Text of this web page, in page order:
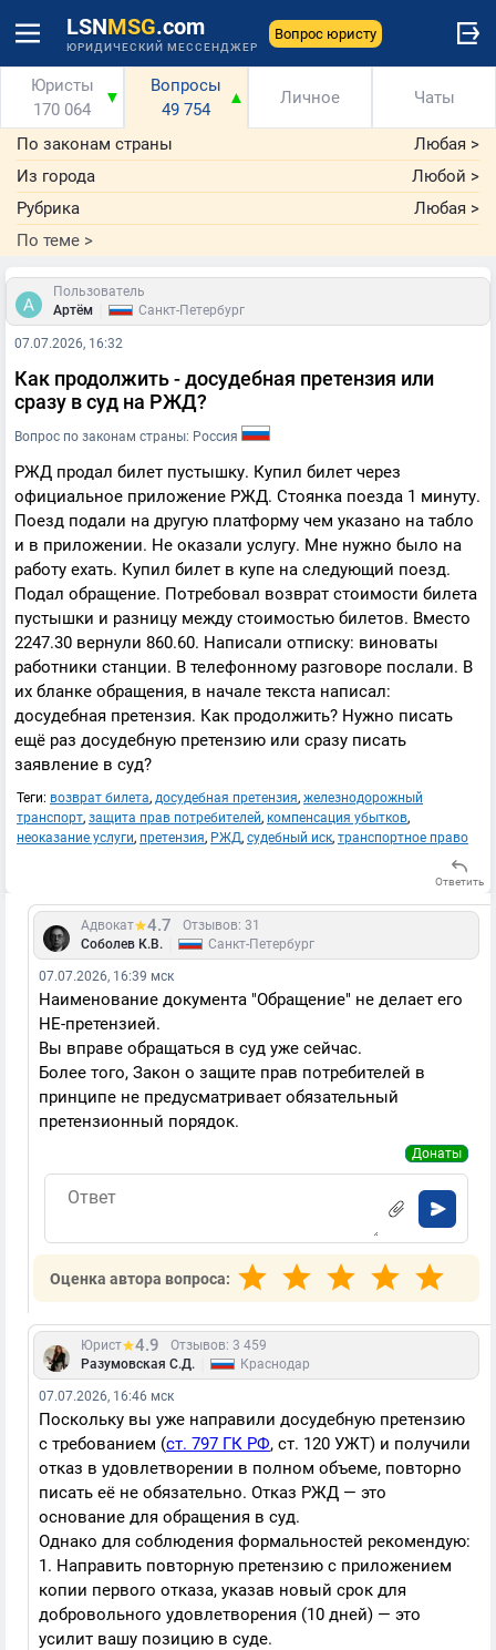
LSNMSG.com
ЮРИДИЧЕСКИЙ МЕССЕНДЖЕР
Вопрос юристу
Юристы
170 064
▼
Вопросы
49 754
▲ Личное Чаты
По законам страны Любая >
Из города
Любой >
Рубрика
Любая >
По теме >
Пользователь
Артём
Санкт-Петербург
07.07.2026, 16:32
Как продолжить - досудебная претензия или
сразу в суд на РЖД?
Вопрос по законам страны: Россия
РЖД продал билет пустышку. Купил билет через
официальное приложение РЖД. Стоянка поезда 1 минуту.
Поезд подали на другую платформу чем указано на табло
и в приложении. Не оказали услугу. Мне нужно было на
работу ехать. Купил билет в купе на следующий поезд.
Подал обращение. Потребовал возврат стоимости билета
пустышки и разницу между стоимостью билетов. Вместо
2247.30 вернули 860.60. Написали отписку: виноваты
работники станции. В телефонному разговоре послали. В
их бланке обращения, в начале текста написал:
досудебная претензия. Как продолжить? Нужно писать
ещё раз досудебную претензию или сразу писать
заявление в суд?
Теги: возврат билета, досудебная претензия, железнодорожный
транспорт, защита прав потребителей, компенсация убытков,
неоказание услуги, претензия, РЖД, судебный иск, транспортное право
Ответить
Адвокат 4.7
Отзывов: 31
Соболев К.В.
Санкт-Петербург
07.07.2026, 16:39 мск
Наименование документа "Обращение" не делает его
НЕ-претензией.
Вы вправе обращаться в суд уже сейчас.
Более того, Закон о защите прав потребителей в
принципе не предусматривает обязательный
претензионный порядок.
Донаты
Оценка автора вопроса:
Юрист 4.9
Отзывов: 3 459
Разумовская С.Д.
Краснодар
07.07.2026, 16:46 мск
Поскольку вы уже направили досудебную претензию
с требованием (ст. 797 ГК РФ, ст. 120 УЖТ) и получили
отказ в удовлетворении в полном объеме, повторно
писать её не обязательно. Отказ РЖД — это
основание для обращения в суд.
Однако для соблюдения формальностей рекомендую:
1. Направить повторную претензию с приложением
копии первого отказа, указав новый срок для
добровольного удовлетворения (10 дней) — это
усилит вашу позицию в суде.